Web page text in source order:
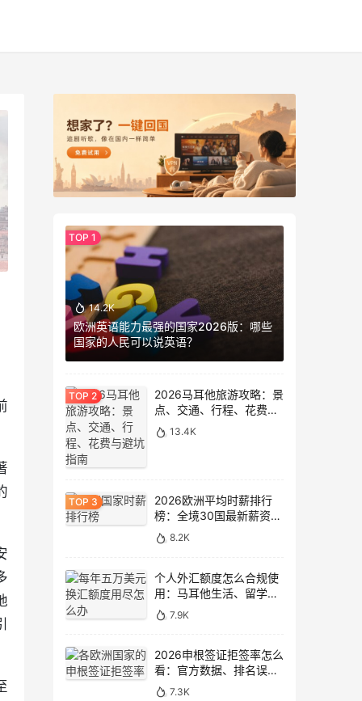
14.2K
欧洲英语能力最强的国家2026版：哪些
国家的人民可以说英语？
2026马耳他旅游攻略：景
点、交通、行程、花费与
避坑指南
13.4K
2026欧洲平均时薪排行
榜：全境30国最新薪资数
据大盘点
8.2K
个人外汇额度怎么合规使
用：马耳他生活、留学与
移民场景说明
7.9K
2026申根签证拒签率怎么
看：官方数据、排名误区
和申请避坑
7.3K